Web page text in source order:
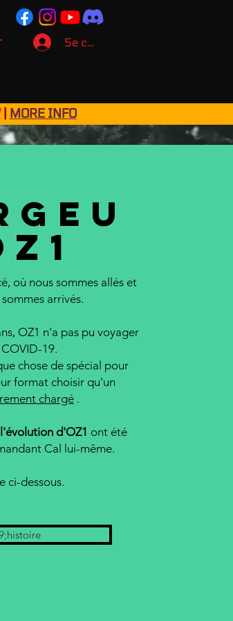
Se connecter
| MORE INFO
où nous sommes allés et
arrivés.
OZ1 n'a pas pu voyager
19.
chose de spécial pour
format choisir qu'un
chargé .
d'OZ1 ont été
Cal lui-même.
ci-dessous.